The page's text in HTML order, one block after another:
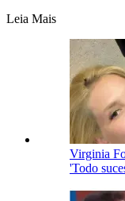
Leia Mais
Virginia
'Todo